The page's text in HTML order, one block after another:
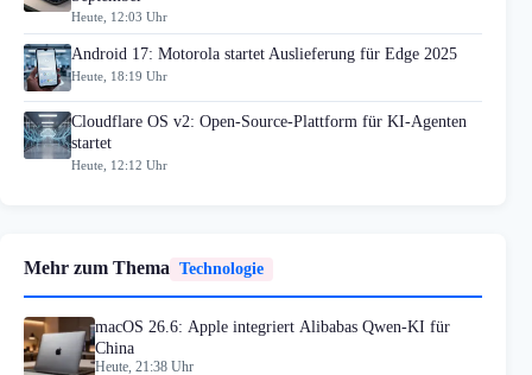
Heute, 12:03 Uhr
Android 17: Motorola startet Auslieferung für Edge 2025
Heute, 18:19 Uhr
Cloudflare OS v2: Open-Source-Plattform für KI-Agenten
startet
Heute, 12:12 Uhr
Mehr zum Thema Technologie
macOS 26.6: Apple integriert Alibabas Qwen-KI für
China
Heute, 21:38 Uhr